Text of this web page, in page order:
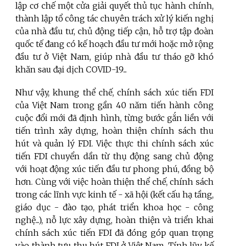
lập cơ chế một cửa giải quyết thủ tục hành chính,
thành lập tổ công tác chuyên trách xử lý kiến nghị
của nhà đầu tư, chủ động tiếp cận, hỗ trợ tập đoàn
quốc tế đang có kế hoạch đầu tư mới hoặc mở rộng
đầu tư ở Việt Nam, giúp nhà đầu tư tháo gỡ khó
khăn sau đại dịch COVID-19...
Như vậy, khung thể chế, chính sách xúc tiến FDI
của Việt Nam trong gần 40 năm tiến hành công
cuộc đổi mới đã định hình, từng bước gắn liền với
tiến trình xây dựng, hoàn thiện chính sách thu
hút và quản lý FDI. Việc thực thi chính sách xúc
tiến FDI chuyển dần từ thụ động sang chủ động
với hoạt động xúc tiến đầu tư phong phú, đồng bộ
hơn. Cùng với việc hoàn thiện thể chế, chính sách
trong các lĩnh vực kinh tế - xã hội (kết cấu hạ tầng,
giáo dục - đào tạo, phát triển khoa học - công
nghệ...), nỗ lực xây dựng, hoàn thiện và triển khai
chính sách xúc tiến FDI đã đóng góp quan trọng